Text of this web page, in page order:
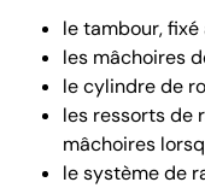
le tambour, fixé
les mâchoires
le cylindre de
les ressorts de
mâchoires
le système de